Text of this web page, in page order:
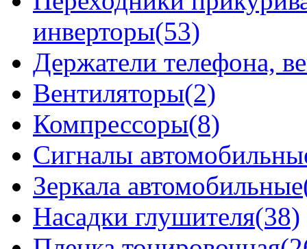
инверторы(53)
Держатели телефона,
Вентиляторы(2)
Компрессоры(8)
Сигналы
Зеркала
Насадки глушителя(38)